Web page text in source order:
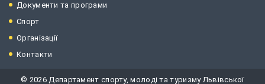
Документи та програми
Спорт
Організації
Контакти
© 2026 Департамент спорту, молоді та туризму Львівської